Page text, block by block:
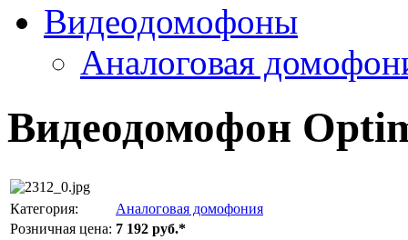
Видеодомофоны
Аналоговая
Видеодомофон
Категория:
Аналоговая домофония
Розничная цена: 7 192 руб.*